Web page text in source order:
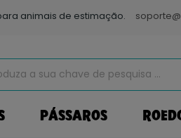
animais de estimação.
PÁSSAROS